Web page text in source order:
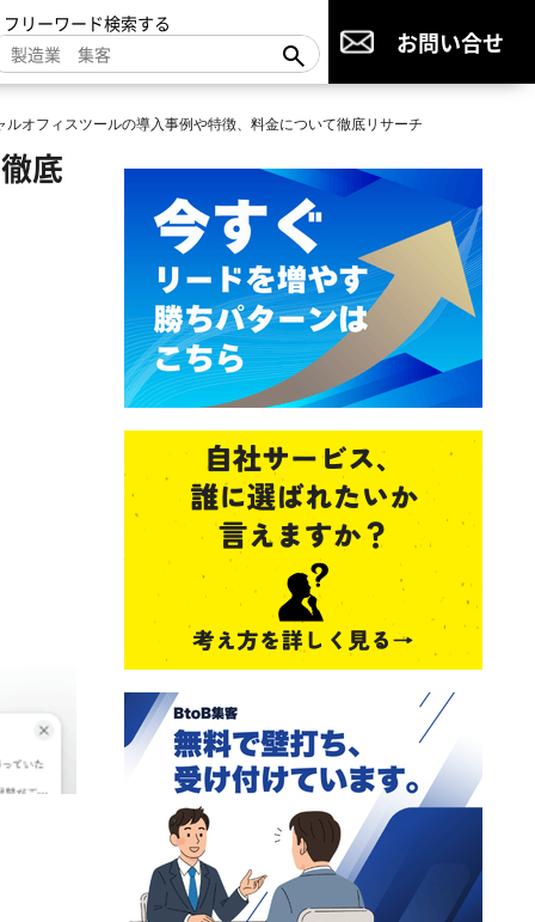
リーワード検索する
お問い合せ
ルオフィスツールの導入事例や特徴、料金について徹底リサーチ
底